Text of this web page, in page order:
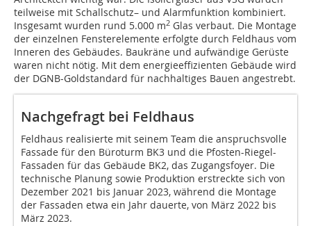
teilweise mit Schallschutz– und Alarmfunktion kombiniert.
Insgesamt wurden rund 5.000 m2 Glas verbaut. Die Montage
der einzelnen Fensterelemente erfolgte durch Feldhaus vom
Inneren des Gebäudes. Baukräne und aufwändige Gerüste
waren nicht nötig. Mit dem energieeffizienten Gebäude wird
der DGNB-Goldstandard für nachhaltiges Bauen angestrebt.
Nachgefragt bei Feldhaus
Feldhaus realisierte mit seinem Team die anspruchsvolle
Fassade für den Büroturm BK3 und die Pfosten-Riegel-
Fassaden für das Gebäude BK2, das Zugangsfoyer. Die
technische Planung sowie Produktion erstreckte sich von
Dezember 2021 bis Januar 2023, während die Montage
der Fassaden etwa ein Jahr dauerte, von März 2022 bis
März 2023.